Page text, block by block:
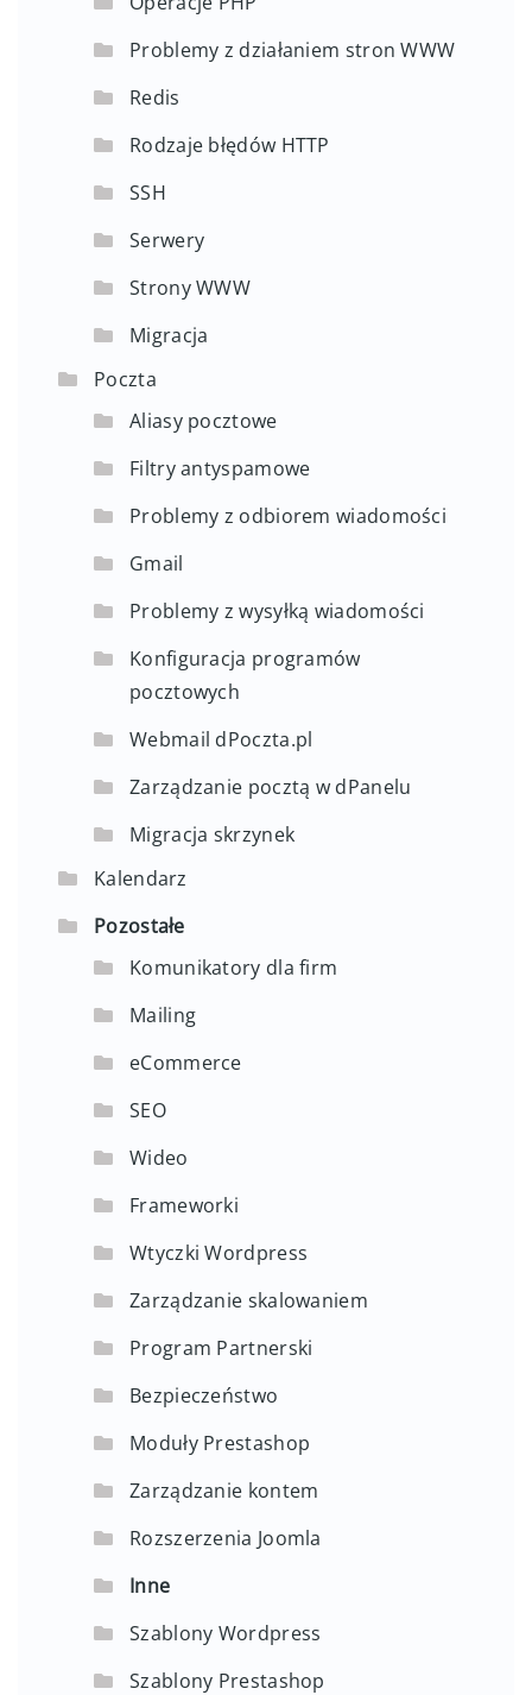
Problemy z działaniem stron WWW
Redis
Rodzaje błędów HTTP
SSH
Serwery
Strony WWW
Migracja
Poczta
Aliasy pocztowe
Filtry antyspamowe
Problemy z odbiorem wiadomości
Gmail
Problemy z wysyłką wiadomości
Konfiguracja programów
pocztowych
Webmail dPoczta.pl
Zarządzanie pocztą w dPanelu
Migracja skrzynek
Kalendarz
Pozostałe
Komunikatory dla firm
Mailing
eCommerce
SEO
Wideo
Frameworki
Wtyczki Wordpress
Zarządzanie skalowaniem
Program Partnerski
Bezpieczeństwo
Moduły Prestashop
Zarządzanie kontem
Rozszerzenia Joomla
Inne
Szablony Wordpress
Szablony Prestashop